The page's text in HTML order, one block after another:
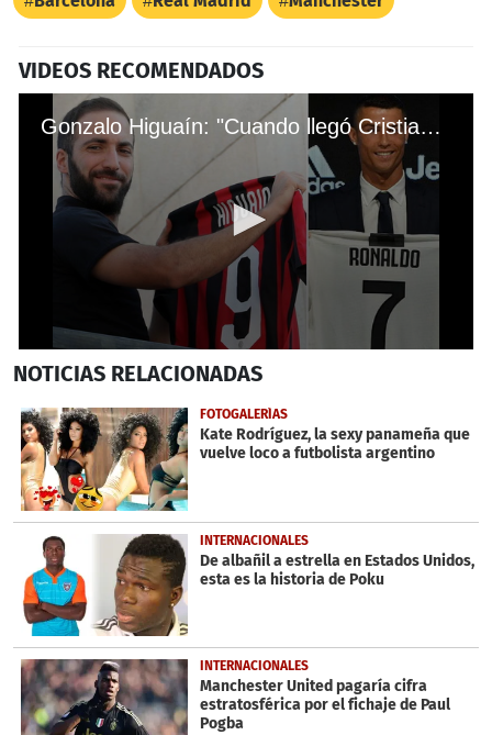
VIDEOS RECOMENDADOS
Gonzalo Higuaín: "Cuando llegó Cristiano, la Juventus me dio una patada”
seconds
54
seconds
NOTICIAS RELACIONADAS
FOTOGALERÍAS
Kate Rodríguez, la sexy panameña que
vuelve loco a futbolista argentino
INTERNACIONALES
De albañil a estrella en Estados Unidos,
esta es la historia de Poku
INTERNACIONALES
Manchester United pagaría cifra
estratosférica por el fichaje de Paul
Pogba